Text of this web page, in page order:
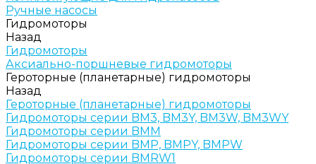
Ручные насосы
Гидромоторы
Назад
Гидромоторы
Аксиально-поршневые гидромоторы
Героторные (планетарные) гидромоторы
Назад
Героторные (планетарные) гидромоторы
Гидромоторы серии BM3, BM3Y, BM3W, BM3WY
Гидромоторы серии BMM
Гидромоторы серии BMP, BMPY, BMPW
Гидромоторы серии BMRW1